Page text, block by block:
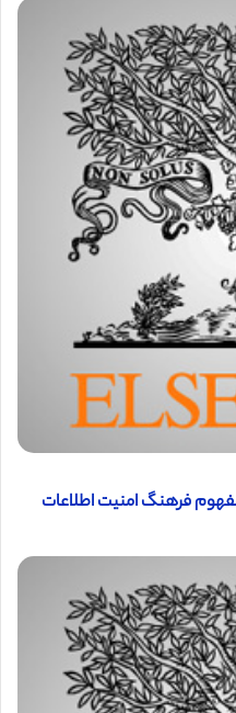
مفهوم فرهنگ امنیت اطلاعات